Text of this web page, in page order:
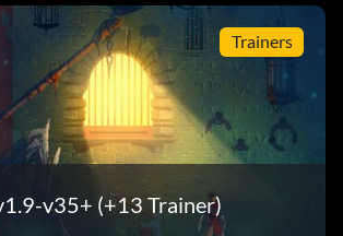
Trainers
v35+ (+13 Trainer)